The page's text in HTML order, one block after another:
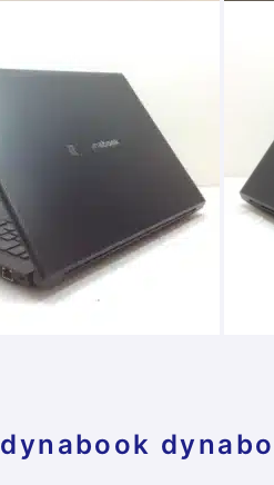
dynabook